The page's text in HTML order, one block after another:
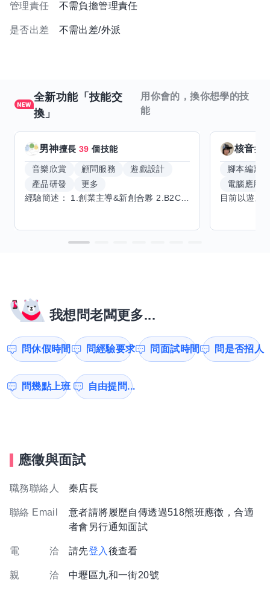
管理責任 不需負擔管理責任
是否出差 不需出差/外派
全新功能「技能交
換」
用你會的，換你想學的技
能
男神擅長39 個技能
音樂欣賞 顧問服務
遊戲設計
產品研發
更多
核音擅
腳本編寫
電腦應用
我想問老闆更多...
問休假時間 問經驗要求 問面試時間 問是否招人
問幾點上班 自由提問...
應徵與面試
職務聯絡人 秦店長
聯絡 Email
意者請將履歷自傳透過518熊班應徵，合適
者會另行通知面試
電 洽 請先登入 後查看
親 洽 中壢區九和一街20號